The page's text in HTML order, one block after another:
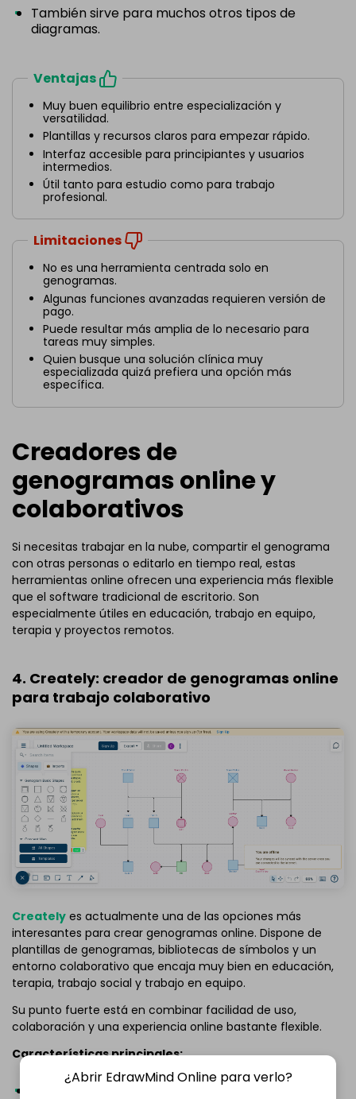
También sirve para muchos otros tipos de
diagramas.
Ventajas
Muy buen equilibrio entre especialización y
versatilidad.
Plantillas y recursos claros para empezar rápido.
Interfaz accesible para principiantes y usuarios
intermedios.
Útil tanto para estudio como para trabajo
profesional.
Limitaciones
No es una herramienta centrada solo en
genogramas.
Algunas funciones avanzadas requieren versión de
pago.
Puede resultar más amplia de lo necesario para
tareas muy simples.
Quien busque una solución clínica muy
especializada quizá prefiera una opción más
específica.
Creadores de
genogramas online y
colaborativos
Si necesitas trabajar en la nube, compartir el genograma
con otras personas o editarlo en tiempo real, estas
herramientas online ofrecen una experiencia más flexible
que el software tradicional de escritorio. Son
especialmente útiles en educación, trabajo en equipo,
terapia y proyectos remotos.
4. Creately: creador de genogramas online
para trabajo colaborativo
Creately es actualmente una de las opciones más
interesantes para crear genogramas online. Dispone de
plantillas de genogramas, bibliotecas de símbolos y un
entorno colaborativo que encaja muy bien en educación,
terapia, trabajo social y trabajo en equipo.
Su punto fuerte está en combinar facilidad de uso,
colaboración y una experiencia online bastante flexible.
Características principales:
Plantillas específicas para genogramas.
¿Abrir EdrawMind Online para verlo?